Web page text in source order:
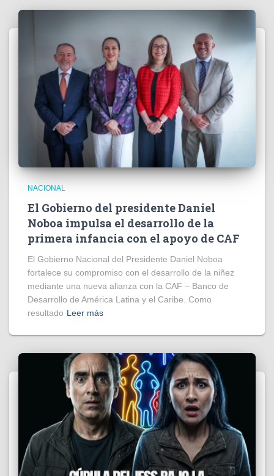
NACIONAL
El Gobierno del presidente Daniel
Noboa impulsa el desarrollo de la
primera infancia con el apoyo de CAF
El Gobierno Nacional del Presidente Daniel Noboa
fortalece su compromiso con el desarrollo de la niñez
mediante una nueva alianza con la CAF – Banco de
Desarrollo de América Latina y el Caribe. Como
resultado Leer más